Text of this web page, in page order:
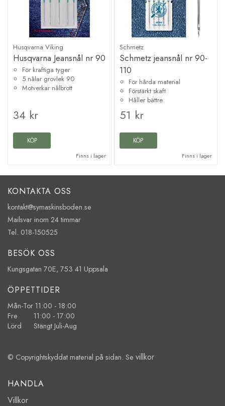
Husqvarna Viking
Husqvarna Jeansnål nr 90
För kraftiga tyger
5 nålar grovlek 90
Motverkar nålbrott
34 kr
KÖP
Finns i lager
Schmetz
Schmetz jeansnål nr 90-
110
För hårda material
Förstärkt skaft
Håller bättre
51 kr
KÖP
Finns i lager
KONTAKTA OSS
kontakt@symaskinsboden.se
Mailsvar inom 24 timmar
Tel. 018-150525
BESÖK OSS
Kungsgatan 70E, 753 41 Uppsala
ÖPPETTIDER
Mån-Tor 11:00 - 18:00
Fre 11:00 - 17:00
Lörd Stängt Juli-Aug
© Copyrightskyddat material på sidan. Se villkor
HANDLA
Villkor